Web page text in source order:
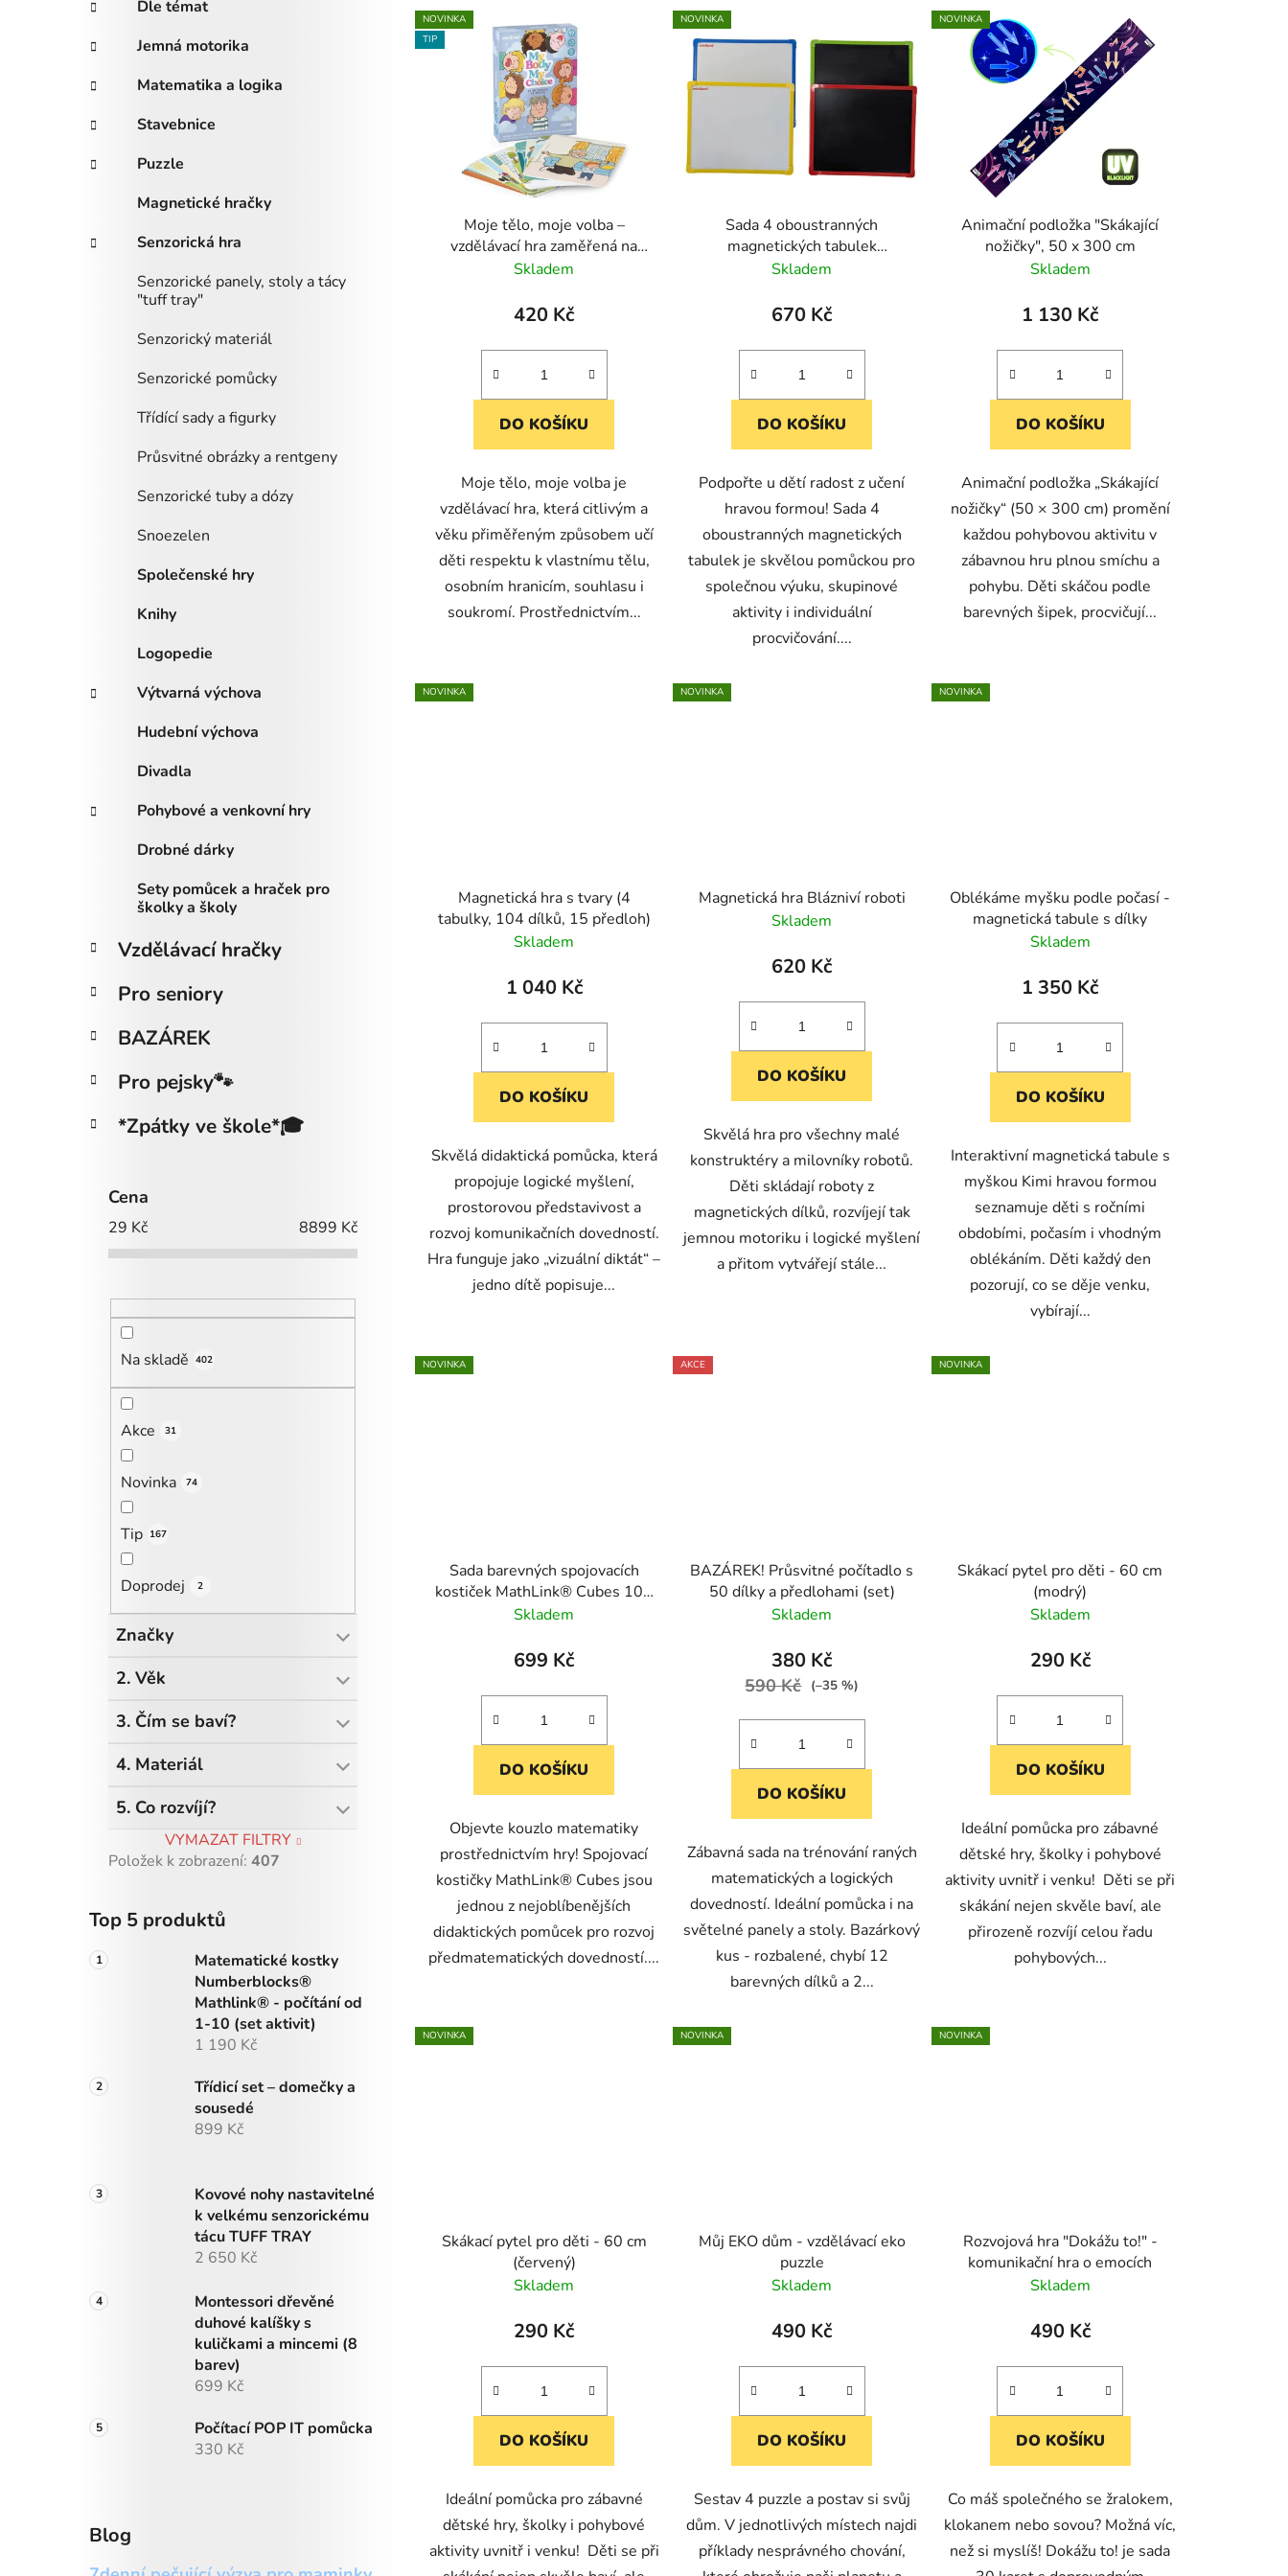
Dle témat
Jemná motorika
Matematika a logika
Stavebnice
Puzzle
Magnetické hračky
Senzorická hra
Senzorické panely, stoly a tácy
"tuff tray"
Senzorický materiál
Senzorické pomůcky
Třídící sady a figurky
Průsvitné obrázky a rentgeny
Senzorické tuby a dózy
Snoezelen
Společenské hry
Knihy
Logopedie
Výtvarná výchova
Hudební výchova
Divadla
Pohybové a venkovní hry
Drobné dárky
Sety pomůcek a hraček pro
školky a školy
Vzdělávací hračky
Pro seniory
BAZÁREK
Pro pejsky🐾
*Zpátky ve škole*🎓
Cena
29 Kč 8899 Kč
Na skladě 402
Akce 31
Novinka 74
Tip 167
Doprodej 2
Značky
2. Věk
3. Čím se baví?
4. Materiál
5. Co rozvíjí?
VYMAZAT FILTRY
Položek k zobrazení: 407
Top 5 produktů
Matematické kostky
Numberblocks®
Mathlink® - počítání od
1-10 (set aktivit)
1 190 Kč
Třídicí set – domečky a
sousedé
899 Kč
Kovové nohy nastavitelné
k velkému senzorickému
tácu TUFF TRAY
2 650 Kč
Montessori dřevěné
duhové kalíšky s
kuličkami a mincemi (8
barev)
699 Kč
Počítací POP IT pomůcka
330 Kč
Blog
e
n
V
ý
NOVINKA
TIP
Moje tělo, moje volba –
vzdělávací hra zaměřená na
téma souhlasu a soukromí
Skladem
420 Kč
DO KOŠÍKU
Moje tělo, moje volba je
vzdělávací hra, která citlivým a
věku přiměřeným způsobem učí
děti respektu k vlastnímu tělu,
osobním hranicím, souhlasu i
soukromí. Prostřednictvím...
NOVINKA
Sada 4 oboustranných
magnetických tabulek
(popisovatelné fixem nebo
Skladem
670 Kč
DO KOŠÍKU
Podpořte u dětí radost z učení
hravou formou! Sada 4
oboustranných magnetických
tabulek je skvělou pomůckou pro
společnou výuku, skupinové
aktivity i individuální
procvičování....
NOVINKA
Animační podložka "Skákající
nožičky", 50 x 300 cm
Skladem
1 130 Kč
DO KOŠÍKU
Animační podložka „Skákající
nožičky“ (50 × 300 cm) promění
každou pohybovou aktivitu v
zábavnou hru plnou smíchu a
pohybu. Děti skáčou podle
barevných šipek, procvičují...
NOVINKA
Magnetická hra s tvary (4
tabulky, 104 dílků, 15 předloh)
Skladem
1 040 Kč
DO KOŠÍKU
Skvělá didaktická pomůcka, která
propojuje logické myšlení,
prostorovou představivost a
rozvoj komunikačních dovedností.
Hra funguje jako „vizuální diktát“ –
jedno dítě popisuje...
NOVINKA
Magnetická hra Blázniví roboti
Skladem
620 Kč
DO KOŠÍKU
Skvělá hra pro všechny malé
konstruktéry a milovníky robotů.
Děti skládají roboty z
magnetických dílků, rozvíjejí tak
jemnou motoriku i logické myšlení
a přitom vytvářejí stále...
NOVINKA
Oblékáme myšku podle počasí -
magnetická tabule s dílky
Skladem
1 350 Kč
DO KOŠÍKU
Interaktivní magnetická tabule s
myškou Kimi hravou formou
seznamuje děti s ročními
obdobími, počasím i vhodným
oblékáním. Děti každý den
pozorují, co se děje venku,
vybírají...
NOVINKA
Sada barevných spojovacích
kostiček MathLink® Cubes 100
ks
Skladem
699 Kč
DO KOŠÍKU
Objevte kouzlo matematiky
prostřednictvím hry! Spojovací
kostičky MathLink® Cubes jsou
jednou z nejoblíbenějších
didaktických pomůcek pro rozvoj
předmatematických dovedností....
AKCE
BAZÁREK! Průsvitné počítadlo s
50 dílky a předlohami (set)
Skladem
380 Kč
590 Kč (–35 %)
DO KOŠÍKU
Zábavná sada na trénování raných
matematických a logických
dovedností. Ideální pomůcka i na
světelné panely a stoly. Bazárkový
kus - rozbalené, chybí 12
barevných dílků a 2...
NOVINKA
Skákací pytel pro děti - 60 cm
(modrý)
Skladem
290 Kč
DO KOŠÍKU
Ideální pomůcka pro zábavné
dětské hry, školky i pohybové
aktivity uvnitř i venku! Děti se při
skákání nejen skvěle baví, ale
přirozeně rozvíjí celou řadu
pohybových...
NOVINKA
Skákací pytel pro děti - 60 cm
(červený)
Skladem
290 Kč
DO KOŠÍKU
Ideální pomůcka pro zábavné
dětské hry, školky i pohybové
aktivity uvnitř i venku! Děti se při
NOVINKA
Můj EKO dům - vzdělávací eko
puzzle
Skladem
490 Kč
DO KOŠÍKU
Sestav 4 puzzle a postav si svůj
dům. V jednotlivých místech najdi
příklady nesprávného chování,
NOVINKA
Rozvojová hra "Dokážu to!" -
komunikační hra o emocích
Skladem
490 Kč
DO KOŠÍKU
Co máš společného se žralokem,
klokanem nebo sovou? Možná víc,
než si myslíš! Dokážu to! je sada